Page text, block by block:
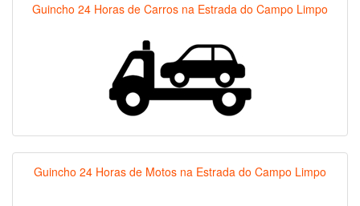
Guincho 24 Horas de Carros na Estrada do Campo Limpo
Guincho 24 Horas de Motos na Estrada do Campo Limpo